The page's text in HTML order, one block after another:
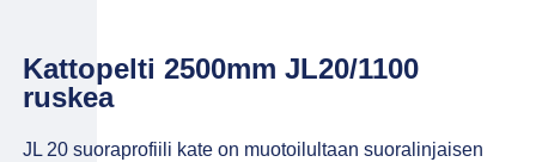
Kattopelti 2500mm JL20/1100
ruskea
JL 20 suoraprofiili kate on muotoilultaan suoralinjaisen